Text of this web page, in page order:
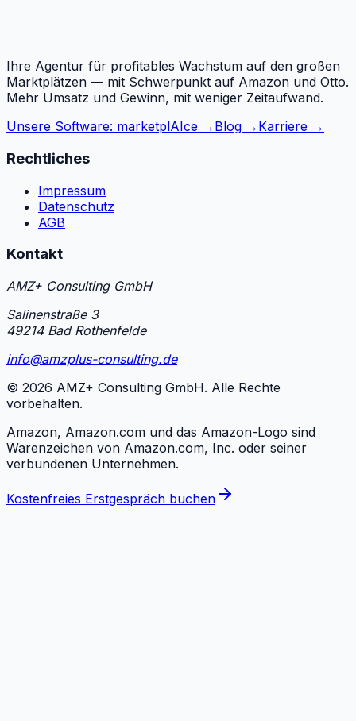
Ihre Agentur für profitables Wachstum auf den großen
Marktplätzen — mit Schwerpunkt auf Amazon und Otto.
Mehr Umsatz und Gewinn, mit weniger Zeitaufwand.
Unsere Software: marketplAIce → Blog → Karriere →
Rechtliches
Impressum
Datenschutz
AGB
Kontakt
AMZ+ Consulting GmbH
Salinenstraße 3
49214 Bad Rothenfelde
info@amzplus-consulting.de
© 2026 AMZ+ Consulting GmbH. Alle Rechte
vorbehalten.
Amazon, Amazon.com und das Amazon-Logo sind
Warenzeichen von Amazon.com, Inc. oder seiner
verbundenen Unternehmen.
Kostenfreies Erstgespräch buchen